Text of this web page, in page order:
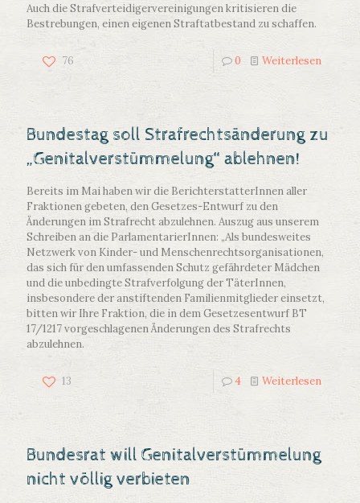
Auch die Strafverteidigervereinigungen kritisieren die
Bestrebungen, einen eigenen Straftatbestand zu schaffen.
76 0 Weiterlesen
Bundestag soll Strafrechtsänderung zu
„Genitalverstümmelung“ ablehnen!
Bereits im Mai haben wir die BerichterstatterInnen aller
Fraktionen gebeten, den Gesetzes-Entwurf zu den
Änderungen im Strafrecht abzulehnen. Auszug aus unserem
Schreiben an die ParlamentarierInnen: „Als bundesweites
Netzwerk von Kinder- und Menschenrechtsorganisationen,
das sich für den umfassenden Schutz gefährdeter Mädchen
und die unbedingte Strafverfolgung der TäterInnen,
insbesondere der anstiftenden Familienmitglieder einsetzt,
bitten wir Ihre Fraktion, die in dem Gesetzesentwurf BT
17/1217 vorgeschlagenen Änderungen des Strafrechts
abzulehnen.
13 4 Weiterlesen
Bundesrat will Genitalverstümmelung
nicht völlig verbieten